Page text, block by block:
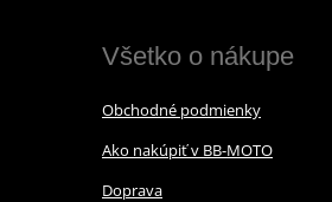
Všetko o nákupe
Obchodné podmienky
Ako nakúpiť v BB-MOTO
Doprava